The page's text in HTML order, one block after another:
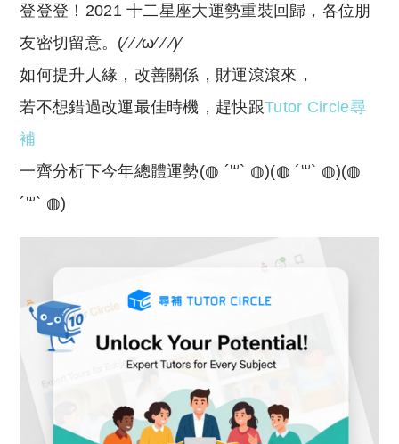
p
n
at
p
登登登！2021 十二星座大運勢重裝回歸，各位朋
友密切留意。(⁄ ⁄ ⁄ω⁄ ⁄ ⁄)⁄
如何提升人緣，改善關係，財運滾滾來，
若不想錯過改運最佳時機，趕快跟Tutor Circle尋
補
一齊分析下今年總體運勢(◍ ´꒳` ◍)(◍ ´꒳` ◍)(◍
´꒳` ◍)